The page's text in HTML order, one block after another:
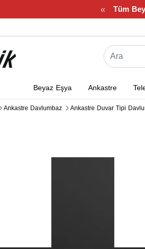
« Tüm
Beyaz Eşya Ankastre
Ankastre Davlumbaz Ankastre Duvar Tipi